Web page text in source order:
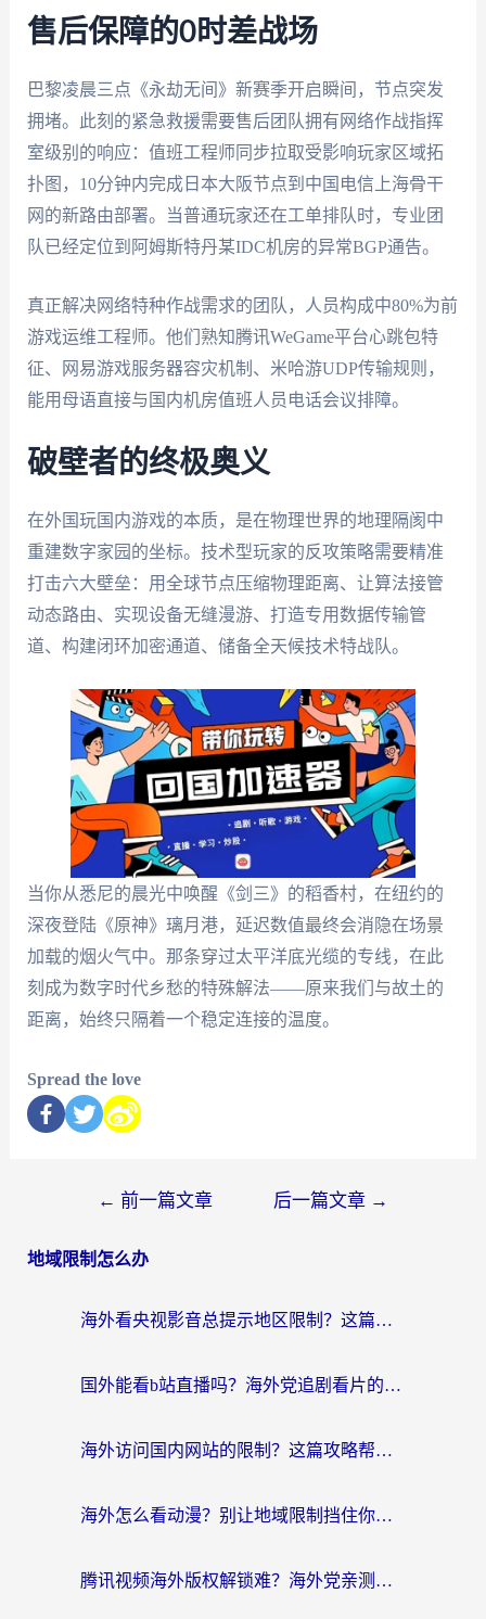
售后保障的0时差战场
巴黎凌晨三点《永劫无间》新赛季开启瞬间，节点突发
拥堵。此刻的紧急救援需要售后团队拥有网络作战指挥
室级别的响应：值班工程师同步拉取受影响玩家区域拓
扑图，10分钟内完成日本大阪节点到中国电信上海骨干
网的新路由部署。当普通玩家还在工单排队时，专业团
队已经定位到阿姆斯特丹某IDC机房的异常BGP通告。
真正解决网络特种作战需求的团队，人员构成中80%为前
游戏运维工程师。他们熟知腾讯WeGame平台心跳包特
征、网易游戏服务器容灾机制、米哈游UDP传输规则，
能用母语直接与国内机房值班人员电话会议排障。
破壁者的终极奥义
在外国玩国内游戏的本质，是在物理世界的地理隔阂中
重建数字家园的坐标。技术型玩家的反攻策略需要精准
打击六大壁垒：用全球节点压缩物理距离、让算法接管
动态路由、实现设备无缝漫游、打造专用数据传输管
道、构建闭环加密通道、储备全天候技术特战队。
当你从悉尼的晨光中唤醒《剑三》的稻香村，在纽约的
深夜登陆《原神》璃月港，延迟数值最终会消隐在场景
加载的烟火气中。那条穿过太平洋底光缆的专线，在此
刻成为数字时代乡愁的特殊解法——原来我们与故土的
距离，始终只隔着一个稳定连接的温度。
Spread the love
← 前一篇文章 后一篇文章 →
地域限制怎么办
海外看央视影音总提示地区限制？这篇教你选对回国加速器，流畅追剧不踩坑
国外能看b站直播吗？海外党追剧看片的终极解决方案来了
海外访问国内网站的限制？这篇攻略帮你无缝解锁12306、12123和国内影音
海外怎么看动漫？别让地域限制挡住你的追番快乐
腾讯视频海外版权解锁难？海外党亲测：选对回国加速器，追剧观影零障碍